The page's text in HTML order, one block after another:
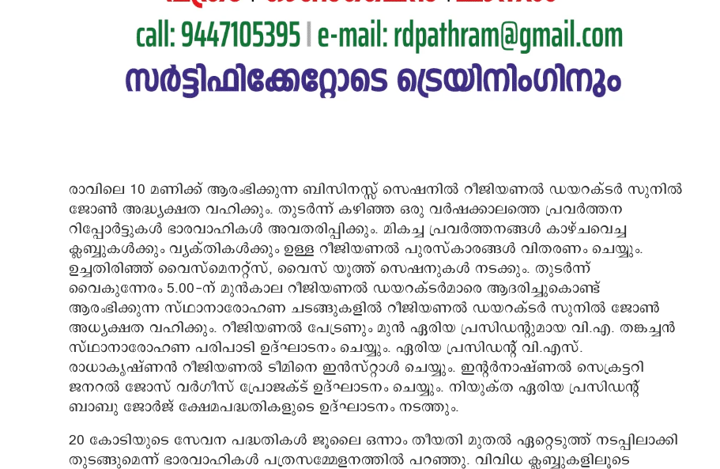
രാവിലെ 10 മണിക്ക് ആരംഭിക്കുന്ന ബിസിനസ്സ് സെഷനില്‍ റീജിയണല്‍ ഡയറക്ടര്‍ സുനില്‍
ജോണ്‍ അദ്ധ്യക്ഷത വഹിക്കും. തുടര്‍ന്ന് കഴിഞ്ഞ ഒരു വര്‍ഷക്കാലത്തെ പ്രവര്‍ത്തന
റിപ്പോര്‍ട്ടുകള്‍ ഭാരവാഹികള്‍ അവതരിപ്പിക്കും. മികച്ച പ്രവര്‍ത്തനങ്ങള്‍ കാഴ്ചവെച്ച
ക്ലബ്ബുകള്‍ക്കും വ്യക്തികള്‍ക്കും ഉള്ള റീജിയണല്‍ പുരസ്‌കാരങ്ങള്‍ വിതരണം ചെയ്യും.
ഉച്ചതിരിഞ്ഞ് വൈസ്‌മെനറ്റ്‌സ്, വൈസ് യൂത്ത് സെഷനുകള്‍ നടക്കും. തുടര്‍ന്ന്
വൈകുന്നേരം 5.00-ന് മുന്‍കാല റീജിയണല്‍ ഡയറക്ടര്‍മാരെ ആദരിച്ചുകൊണ്ട്
ആരംഭിക്കുന്ന സ്ഥാനാരോഹണ ചടങ്ങുകളില്‍ റീജിയണല്‍ ഡയറക്ടര്‍ സുനില്‍ ജോണ്‍
അധ്യക്ഷത വഹിക്കും. റീജിയണല്‍ പേട്രണും മുന്‍ ഏരിയ പ്രസിഡന്റുമായ വി.എ. തങ്കച്ചന്‍
സ്ഥാനാരോഹണ പരിപാടി ഉദ്ഘാടനം ചെയ്യും. ഏരിയ പ്രസിഡന്റ് വി.എസ്.
രാധാകൃഷ്ണന്‍ റീജിയണല്‍ ടീമിനെ ഇന്‍സ്റ്റാള്‍ ചെയ്യും. ഇന്റര്‍നാഷ്ണല്‍ സെക്രട്ടറി
ജനറല്‍ ജോസ് വര്‍ഗീസ് പ്രോജക്ട് ഉദ്ഘാടനം ചെയ്യും. നിയുക്ത ഏരിയ പ്രസിഡന്റ്
ബാബു ജോര്‍ജ് ക്ഷേമപദ്ധതികളുടെ ഉദ്ഘാടനം നടത്തും.
20 കോടിയുടെ സേവന പദ്ധതികള്‍ ജൂലൈ ഒന്നാം തീയതി മുതല്‍ ഏറ്റെടുത്ത് നടപ്പിലാക്കി
തുടങ്ങുമെന്ന് ഭാരവാഹികള്‍ പത്രസമ്മേളനത്തില്‍ പറഞ്ഞു. വിവിധ ക്ലബ്ബുകളിലൂടെ